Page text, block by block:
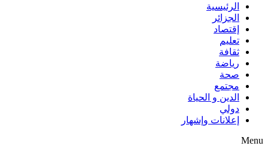
الرئيسية
الجزائر
إقتصاد
تعليم
ثقافة
رياضة
صحة
مجتمع
الدين و الحياة
دولي
إعلانات وإشهار
Menu